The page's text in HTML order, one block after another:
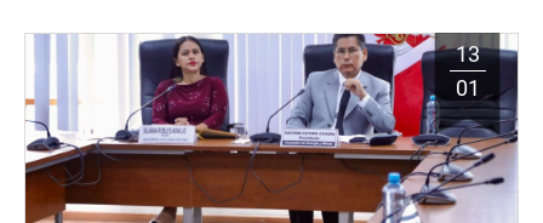
13
01